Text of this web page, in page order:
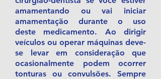
amamentando ou vai iniciar
amamentação durante o uso
deste medicamento. Ao dirigir
veículos ou operar máquinas deve-
se levar em consideração que
ocasionalmente podem ocorrer
tonturas ou convulsões. Sempre